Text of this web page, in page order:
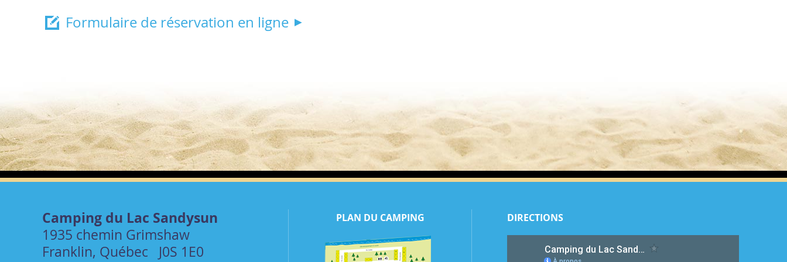
Formulaire de réservation en ligne
Camping du Lac Sandysun
1935 chemin Grimshaw
Franklin, Québec J0S 1E0
PLAN DU CAMPING DIRECTIONS